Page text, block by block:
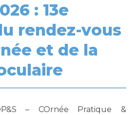
: 13e
rendez-vous
et de la
– COrnée Pratique &